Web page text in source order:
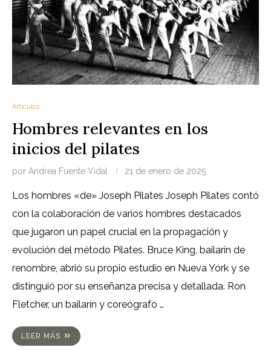
Artículos
Hombres relevantes en los
inicios del pilates
por Andrea Fuente Vidal 21 de enero de 2025
Los hombres «de» Joseph Pilates Joseph Pilates contó
con la colaboración de varios hombres destacados
que jugaron un papel crucial en la propagación y
evolución del método Pilates. Bruce King, bailarín de
renombre, abrió su propio estudio en Nueva York y se
distinguió por su enseñanza precisa y detallada. Ron
Fletcher, un bailarín y coreógrafo …
LEER MÁS